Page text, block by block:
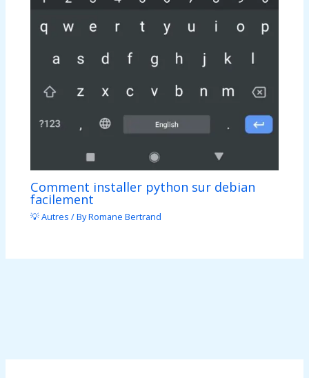
Comment installer python sur debian
facilement
💡 Autres / ByRomane Bertrand